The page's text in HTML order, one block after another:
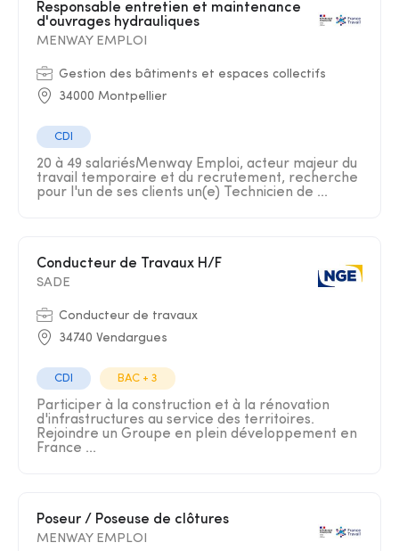
Responsable entretien et maintenance
d'ouvrages hydrauliques
MENWAY EMPLOI
Gestion des bâtiments et espaces collectifs
34000 Montpellier
CDI
20 à 49 salariésMenway Emploi, acteur majeur du
travail temporaire et du recrutement, recherche
pour l'un de ses clients un(e) Technicien de ...
Conducteur de Travaux H/F
SADE
Conducteur de travaux
34740 Vendargues
CDI BAC + 3
Participer à la construction et à la rénovation
d'infrastructures au service des territoires.
Rejoindre un Groupe en plein développement en
France ...
Poseur / Poseuse de clôtures
MENWAY EMPLOI